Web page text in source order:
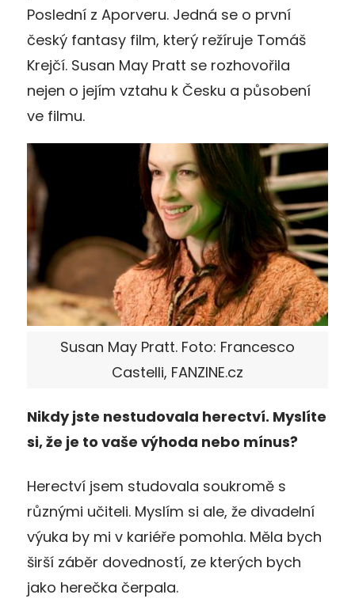
Poslední z Aporveru. Jedná se o první
český fantasy film, který režíruje Tomáš
Krejčí. Susan May Pratt se rozhovořila
nejen o jejím vztahu k Česku a působení
ve filmu.
Susan May Pratt. Foto: Francesco
Castelli, FANZINE.cz
Nikdy jste nestudovala herectví. Myslíte
si, že je to vaše výhoda nebo mínus?
Herectví jsem studovala soukromě s
různými učiteli. Myslím si ale, že divadelní
výuka by mi v kariéře pomohla. Měla bych
širší záběr dovedností, ze kterých bych
jako herečka čerpala.